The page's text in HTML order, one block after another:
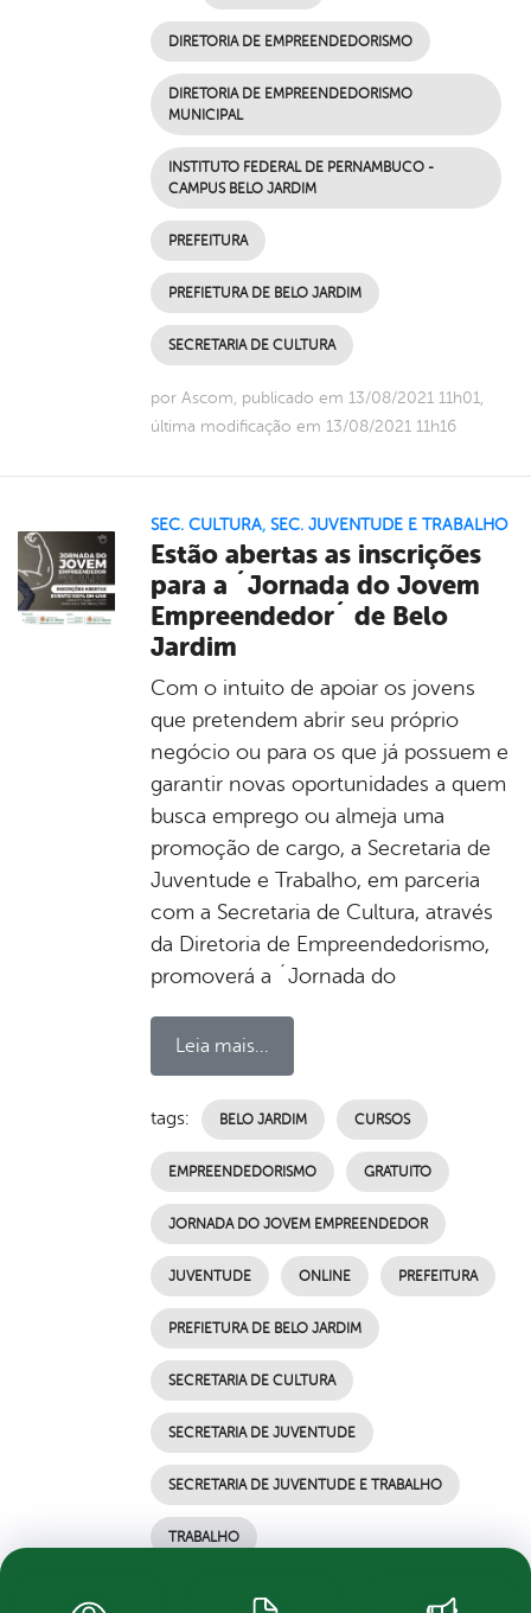
DIRETORIA DE EMPREENDEDORISMO
DIRETORIA DE EMPREENDEDORISMO
MUNICIPAL
INSTITUTO FEDERAL DE PERNAMBUCO -
CAMPUS BELO JARDIM
PREFEITURA
PREFIETURA DE BELO JARDIM
SECRETARIA DE CULTURA
por Ascom, publicado em 13/08/2021 11h01,
última modificação em 13/08/2021 11h16
SEC. CULTURA, SEC. JUVENTUDE E TRABALHO
Estão abertas as inscrições
para a ´Jornada do Jovem
Empreendedor´ de Belo
Jardim
Com o intuito de apoiar os jovens
que pretendem abrir seu próprio
negócio ou para os que já possuem e
garantir novas oportunidades a quem
busca emprego ou almeja uma
promoção de cargo, a Secretaria de
Juventude e Trabalho, em parceria
com a Secretaria de Cultura, através
da Diretoria de Empreendedorismo,
promoverá a ´Jornada do
Leia mais...
tags: BELO JARDIM CURSOS
EMPREENDEDORISMO GRATUITO
JORNADA DO JOVEM EMPREENDEDOR
JUVENTUDE ONLINE PREFEITURA
PREFIETURA DE BELO JARDIM
SECRETARIA DE CULTURA
SECRETARIA DE JUVENTUDE
SECRETARIA DE JUVENTUDE E TRABALHO
TRABALHO